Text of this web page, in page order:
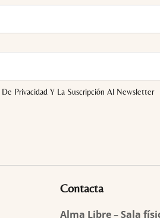
Privacidad Y La Suscripción Al Newsletter
Contacta
Alma Libre – Sala